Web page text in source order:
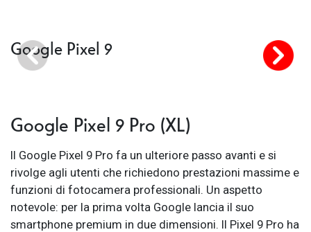
Google Pixel 9
Google Pixel 9 Pro (XL)
Il Google Pixel 9 Pro fa un ulteriore passo avanti e si
rivolge agli utenti che richiedono prestazioni massime e
funzioni di fotocamera professionali. Un aspetto
notevole: per la prima volta Google lancia il suo
smartphone premium in due dimensioni. Il Pixel 9 Pro ha